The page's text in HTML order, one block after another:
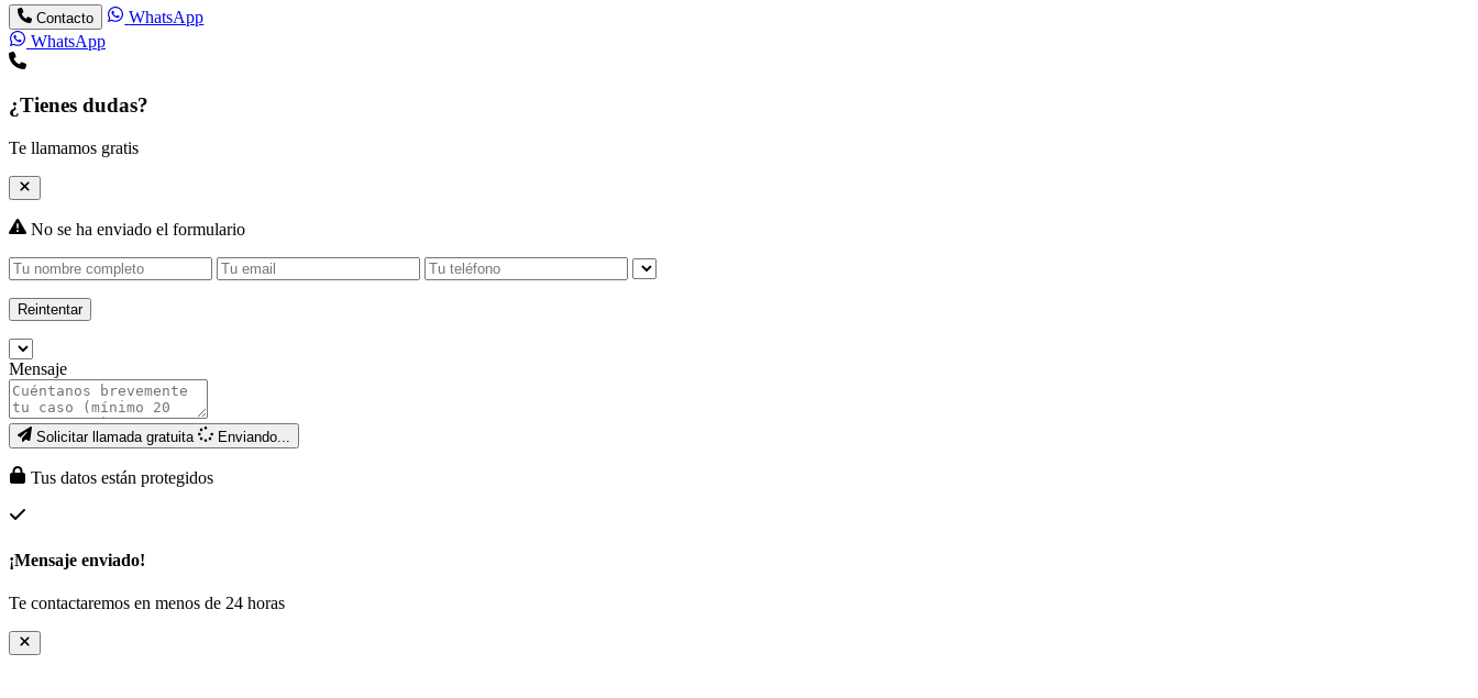
Contacto
WhatsApp
WhatsApp
¿Tienes dudas?
Te llamamos gratis
No se ha enviado el formulario
Reintentar
Mensaje
Solicitar llamada gratuita Enviando...
Tus datos están protegidos
¡Mensaje enviado!
Te contactaremos en menos de 24 horas